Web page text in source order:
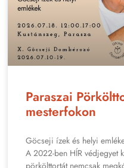
Paraszai
mesterfokon
Göcseji ízek és helyi
A 2022-ben HÍR védjegyet
pörkölttortát nemcsak